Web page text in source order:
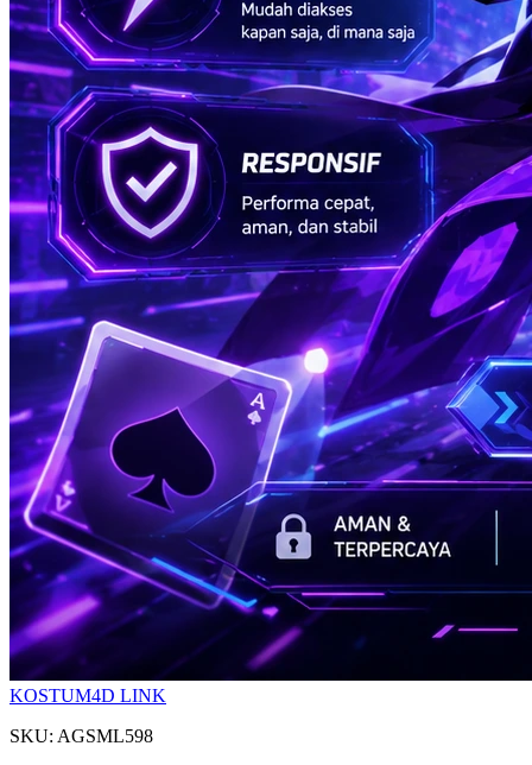
KOSTUM4D LINK
SKU: AGSML598